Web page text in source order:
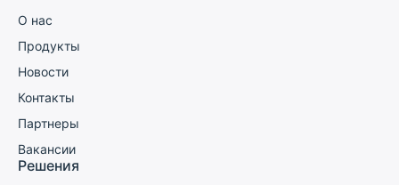
О нас
Продукты
Новости
Контакты
Партнеры
Вакансии
Решения